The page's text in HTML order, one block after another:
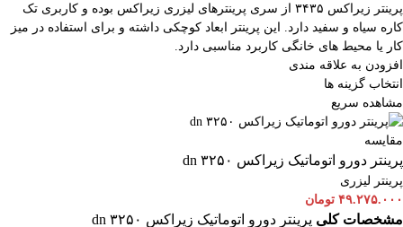
پرینتر زیراکس ۳۴۳۵ از سری پرینترهای لیزری زیراکس بوده و کاربری تک
کاره سیاه و سفید دارد. این پرینتر ابعاد کوچکی داشته و برای استفاده در میز
کار یا محیط های خانگی کاربرد مناسبی دارد.
افزودن به علاقه مندی
انتخاب گزینه ها
مشاهده سریع
مقایسه
پرینتر دورو اتوماتیک زیراکس dn ۳۲۵۰
پرینتر لیزری
۴۹.۲۷۵.۰۰۰ تومان
مشخصات کلی پرینتر دورو اتوماتیک زیراکس dn ۳۲۵۰